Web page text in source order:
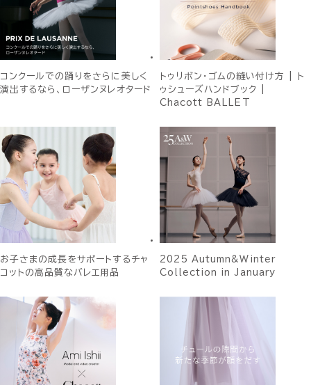
コンクールでの踊りをさらに美しく
演出するなら、ローザンヌレオタード
トゥリボン・ゴムの縫い付け方 | ト
ゥシューズハンドブック |
Chacott BALLET
お子さまの成長をサポートするチャ
コットの高品質なバレエ用品
2025 Autumn&Winter
Collection in January